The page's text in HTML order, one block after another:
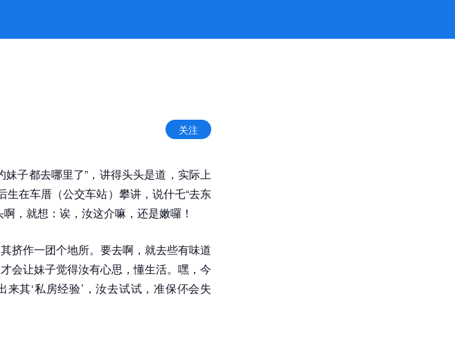
网
关注
子都去哪里了”，讲得头头是道，实际上
在车厝（公交车站）攀讲，说什乇“去东
，就想：诶，汝这介嘛，还是嫩囉！
挤作一团个地所。要去啊，就去些有味道
会让妹子觉得汝有心思，懂生活。嘿，今
其‘私房经验’，汝去试试，准保伓会失